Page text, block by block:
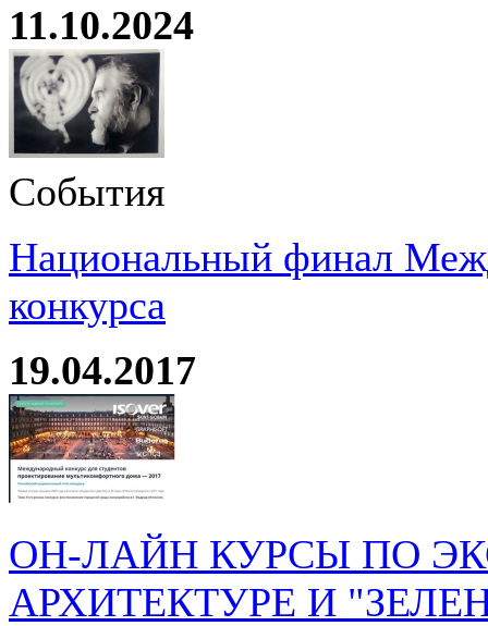
11.10.2024
События
Национальный финал
конкурса
19.04.2017
ОН-ЛАЙН КУРСЫ ПО
АРХИТЕКТУРЕ И